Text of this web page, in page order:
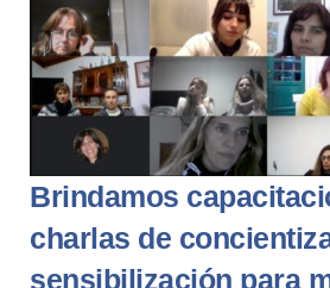
Brindamos
charlas de
sensibilización para